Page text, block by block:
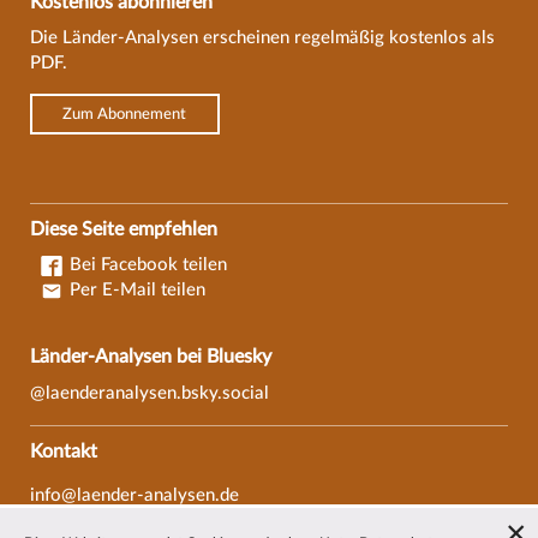
Die Länder-Analysen erscheinen regelmäßig kostenlos als
PDF.
Zum Abonnement
Diese Seite empfehlen
Bei Facebook teilen
Per E-Mail teilen
Länder-Analysen bei Bluesky
@laenderanalysen.bsky.social
Kontakt
info@laender-analysen.de